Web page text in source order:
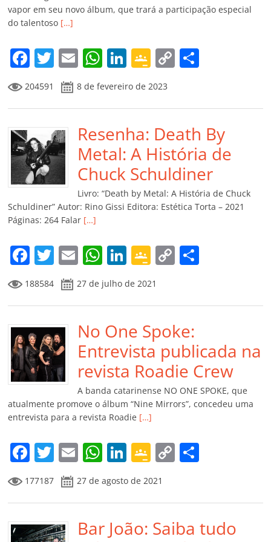
vapor em seu novo álbum, que trará a participação especial
do talentoso […]
F
a
c
e
b
o
o
k
T
w
itt
er
E
m
ai
l
W
at
s
A
p
p
Li
k
e
dI
n
G
o
o
gl
e
Cl
a
ss
ro
m
C
y
Li
n
k
p
ar
til
h
ar
204591 8 de fevereiro de 2023
Resenha: Death By
Metal: A História de
Chuck Schuldiner
Livro: “Death by Metal: A História de Chuck
Schuldiner” Autor: Rino Gissi Editora: Estética Torta – 2021
Páginas: 264 Falar […]
F
a
c
e
b
o
o
k
T
w
itt
er
E
m
ai
l
W
h
at
s
A
p
p
Li
n
k
e
dI
n
G
o
o
gl
e
Cl
a
ss
ro
o
m
C
y
Li
n
k
p
til
h
ar
188584 27 de julho de 2021
No One Spoke:
Entrevista publicada na
revista Roadie Crew
A banda catarinense NO ONE SPOKE, que
atualmente promove o álbum “Nine Mirrors”, concedeu uma
entrevista para a revista Roadie […]
F
a
c
e
b
T
w
itt
er
E
m
ai
l
W
at
s
A
Li
n
k
e
dI
G
o
o
gl
e
C
y
Li
p
ar
177187 27 de agosto de 2021
Bar João: Saiba tudo